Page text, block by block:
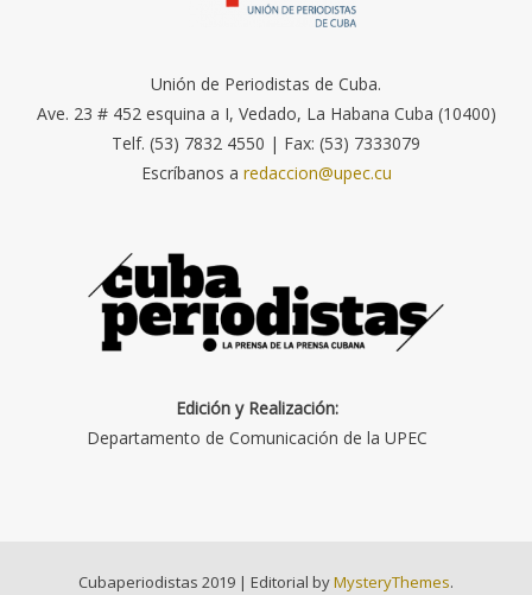
Unión de Periodistas de Cuba.
Ave. 23 # 452 esquina a I, Vedado, La Habana Cuba (10400)
Telf. (53) 7832 4550 | Fax: (53) 7333079
Escríbanos a redaccion@upec.cu
Edición y Realización:
Departamento de Comunicación de la UPEC
Cubaperiodistas 2019 | Editorial byMysteryThemes.